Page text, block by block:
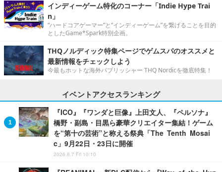
インディーゲーム特化のコーナー「Indie Hype Trai
n」
“ハードコアゲーマー”と“インディーゲーム”を繋げることを目的
としたGame*Spark特別企画。
THQノルディック特集ページでゲムスパのオススメと
最新情報をチェックしよう
今最もホットな海外パブリッシャー THQ Nordicを徹底特集！
イベントアクセスランキング
『ICO』『ワンダと巨像』上田文人、『ペルソナ』
橋野・副島・目黒ら豪華クリエイター集結！ゲーム
を“第十の芸術”と称える祭典「The Tenth Mosai
c」9月22日・23日に開催
2026.8.7 Fri 10:10